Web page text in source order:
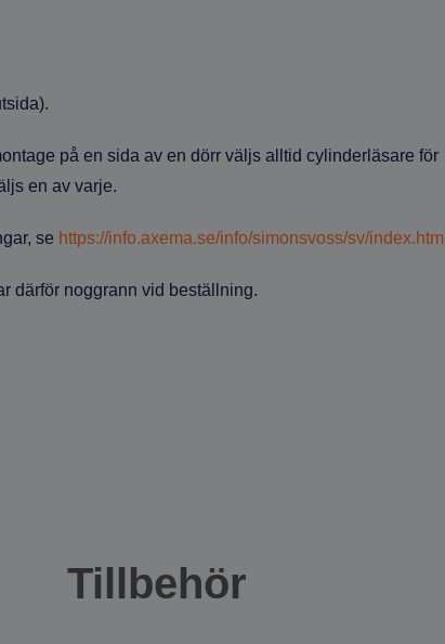
på en sida av en dörr väljs alltid cylinderläsare för
en av varje.
se https://info.axema.se/info/simonsvoss/sv/index.htm
därför noggrann vid beställning.
Tillbehör